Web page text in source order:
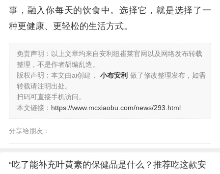
事，融入你每天的饮食中。选择它，就是选择了一
种更健康、更轻松的生活方式。
免责声明：以上文章均来自安利纽崔莱官网以及网络发布转载
整理，不是作者胡编乱造。
版权声明：本文由ai创建，
小布安利 做了修改整理发布，如需
转载请注明出处。
扫码可直接手机访问。
本文链接： https://www.mcxiaobu.com/news/293.html
分享给朋友：
“吃了能补充叶黄素的保健品是什么？推荐吃这款安